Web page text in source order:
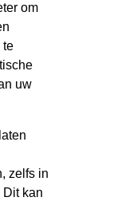
om
te
uw
zelfs in
kan